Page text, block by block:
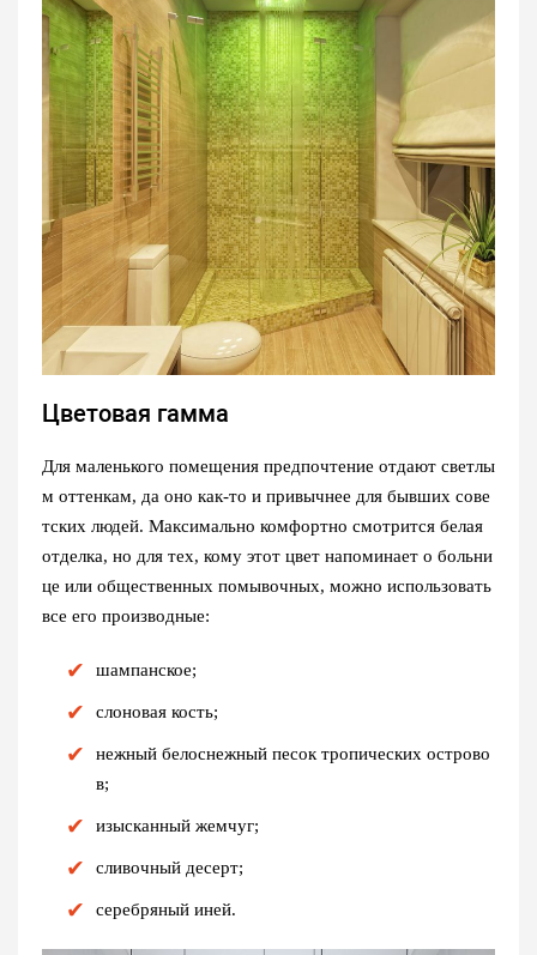
Цветовая гамма
Для маленького помещения предпочтение отдают светлы
м оттенкам, да оно как-то и привычнее для бывших сове
тских людей. Максимально комфортно смотрится белая
отделка, но для тех, кому этот цвет напоминает о больни
це или общественных помывочных, можно использовать
все его производные:
шампанское;
слоновая кость;
нежный белоснежный песок тропических острово
в;
изысканный жемчуг;
сливочный десерт;
серебряный иней.